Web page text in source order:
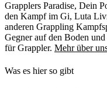
Grapplers Paradise, Dein
den Kampf im Gi, Luta
anderen Grappling
Gegner auf den Boden
für Grappler. Mehr über
Was es hier so gibt